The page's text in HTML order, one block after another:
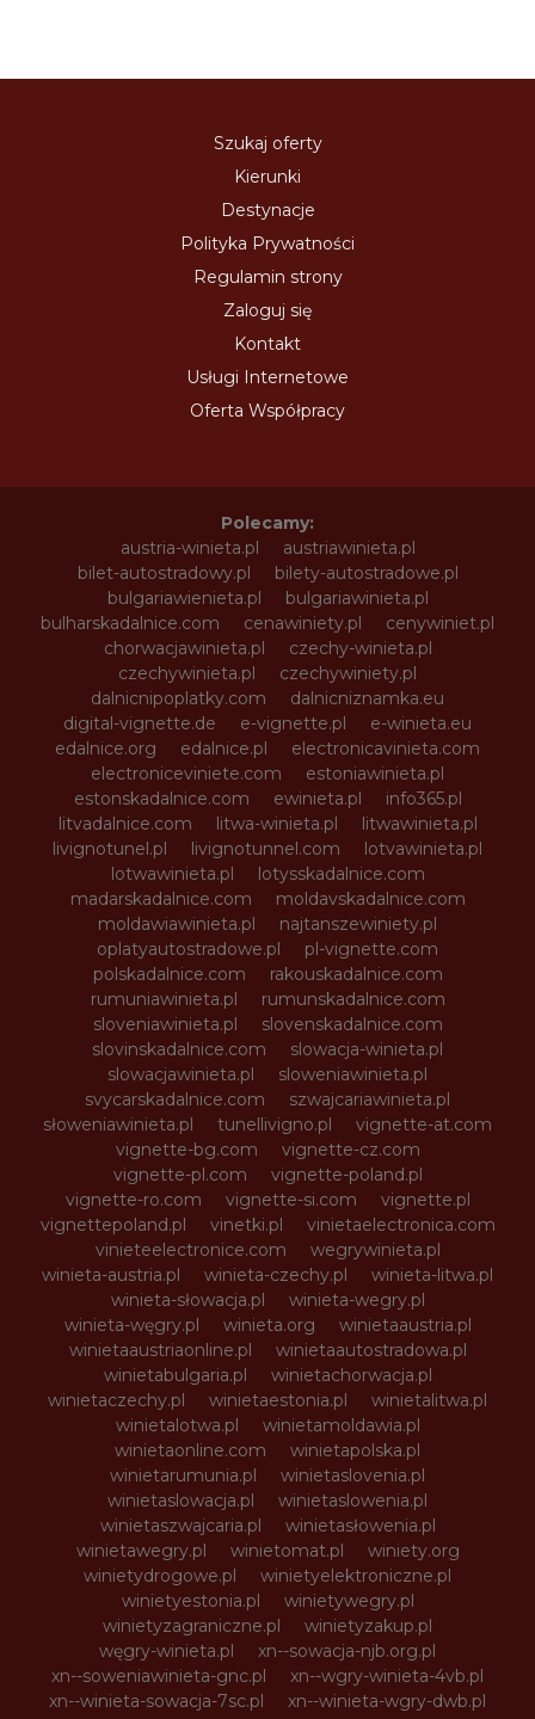
Szukaj oferty
Kierunki
Destynacje
Polityka Prywatności
Regulamin strony
Zaloguj się
Kontakt
Usługi Internetowe
Oferta Współpracy
Polecamy:
austria-winieta.pl
austriawinieta.pl
bilet-autostradowy.pl
bilety-autostradowe.pl
bulgariawienieta.pl
bulgariawinieta.pl
bulharskadalnice.com
cenawiniety.pl
cenywiniet.pl
chorwacjawinieta.pl
czechy-winieta.pl
czechywinieta.pl
czechywiniety.pl
dalnicnipoplatky.com
dalnicniznamka.eu
digital-vignette.de
e-vignette.pl
e-winieta.eu
edalnice.org
edalnice.pl
electronicavinieta.com
electroniceviniete.com
estoniawinieta.pl
estonskadalnice.com
ewinieta.pl
info365.pl
litvadalnice.com
litwa-winieta.pl
litwawinieta.pl
livignotunel.pl
livignotunnel.com
lotvawinieta.pl
lotwawinieta.pl
lotysskadalnice.com
madarskadalnice.com
moldavskadalnice.com
moldawiawinieta.pl
najtanszewiniety.pl
oplatyautostradowe.pl
pl-vignette.com
polskadalnice.com
rakouskadalnice.com
rumuniawinieta.pl
rumunskadalnice.com
sloveniawinieta.pl
slovenskadalnice.com
slovinskadalnice.com
slowacja-winieta.pl
slowacjawinieta.pl
sloweniawinieta.pl
svycarskadalnice.com
szwajcariawinieta.pl
słoweniawinieta.pl
tunellivigno.pl
vignette-at.com
vignette-bg.com
vignette-cz.com
vignette-pl.com
vignette-poland.pl
vignette-ro.com
vignette-si.com
vignette.pl
vignettepoland.pl
vinetki.pl
vinietaelectronica.com
vinieteelectronice.com
wegrywinieta.pl
winieta-austria.pl
winieta-czechy.pl
winieta-litwa.pl
winieta-słowacja.pl
winieta-wegry.pl
winieta-węgry.pl
winieta.org
winietaaustria.pl
winietaaustriaonline.pl
winietaautostradowa.pl
winietabulgaria.pl
winietachorwacja.pl
winietaczechy.pl
winietaestonia.pl
winietalitwa.pl
winietalotwa.pl
winietamoldawia.pl
winietaonline.com
winietapolska.pl
winietarumunia.pl
winietaslovenia.pl
winietaslowacja.pl
winietaslowenia.pl
winietaszwajcaria.pl
winietasłowenia.pl
winietawegry.pl
winietomat.pl
winiety.org
winietydrogowe.pl
winietyelektroniczne.pl
winietyestonia.pl
winietywegry.pl
winietyzagraniczne.pl
winietyzakup.pl
węgry-winieta.pl
xn--sowacja-njb.org.pl
xn--soweniawinieta-gnc.pl
xn--wgry-winieta-4vb.pl
xn--winieta-sowacja-7sc.pl
xn--winieta-wgry-dwb.pl